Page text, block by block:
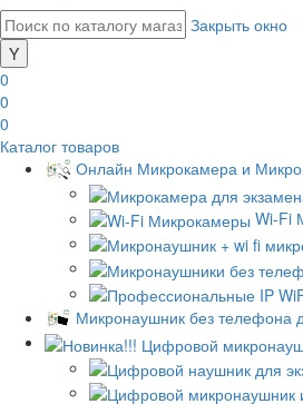
Закрыть окно
0
0
0
Каталог товаров
Онлайн Микрокамера и
Wi-Fi
Микронаушник без